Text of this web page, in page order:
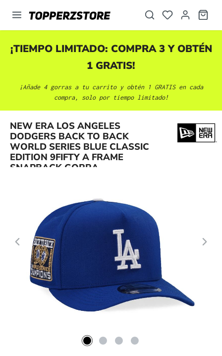
principal
¡TIEMPO LIMITADO: COMPRA 3 Y OBTÉN
1 GRATIS!
¡Añade 4 gorras a tu carrito y obtén 1 GRATIS en cada
compra, solo por tiempo limitado!
NEW ERA LOS ANGELES
DODGERS BACK TO BACK
WORLD SERIES BLUE CLASSIC
EDITION 9FIFTY A FRAME
SNAPBACK GORRA
Omitir galería de imágenes